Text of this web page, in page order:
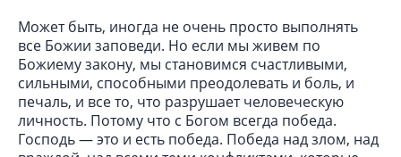
Может быть, иногда не очень просто выполнять
все Божии заповеди. Но если мы живем по
Божиему закону, мы становимся счастливыми,
сильными, способными преодолевать и боль, и
печаль, и все то, что разрушает человеческую
личность. Потому что с Богом всегда победа.
Господь — это и есть победа. Победа над злом, над